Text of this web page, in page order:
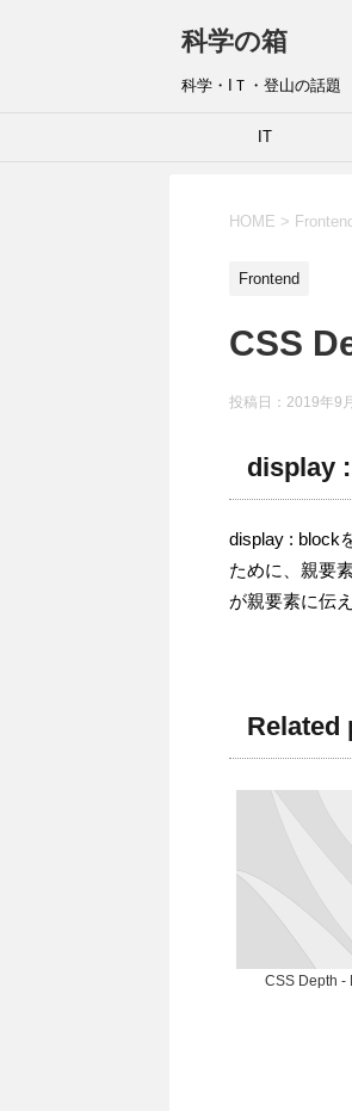
科学の箱
科学・IＴ・登山の話題
IT
HOME > Frontend
Frontend
CSS
投稿日：2019年9
display
display : block
ために、親要
が親要素に伝
Related
CSS Depth -